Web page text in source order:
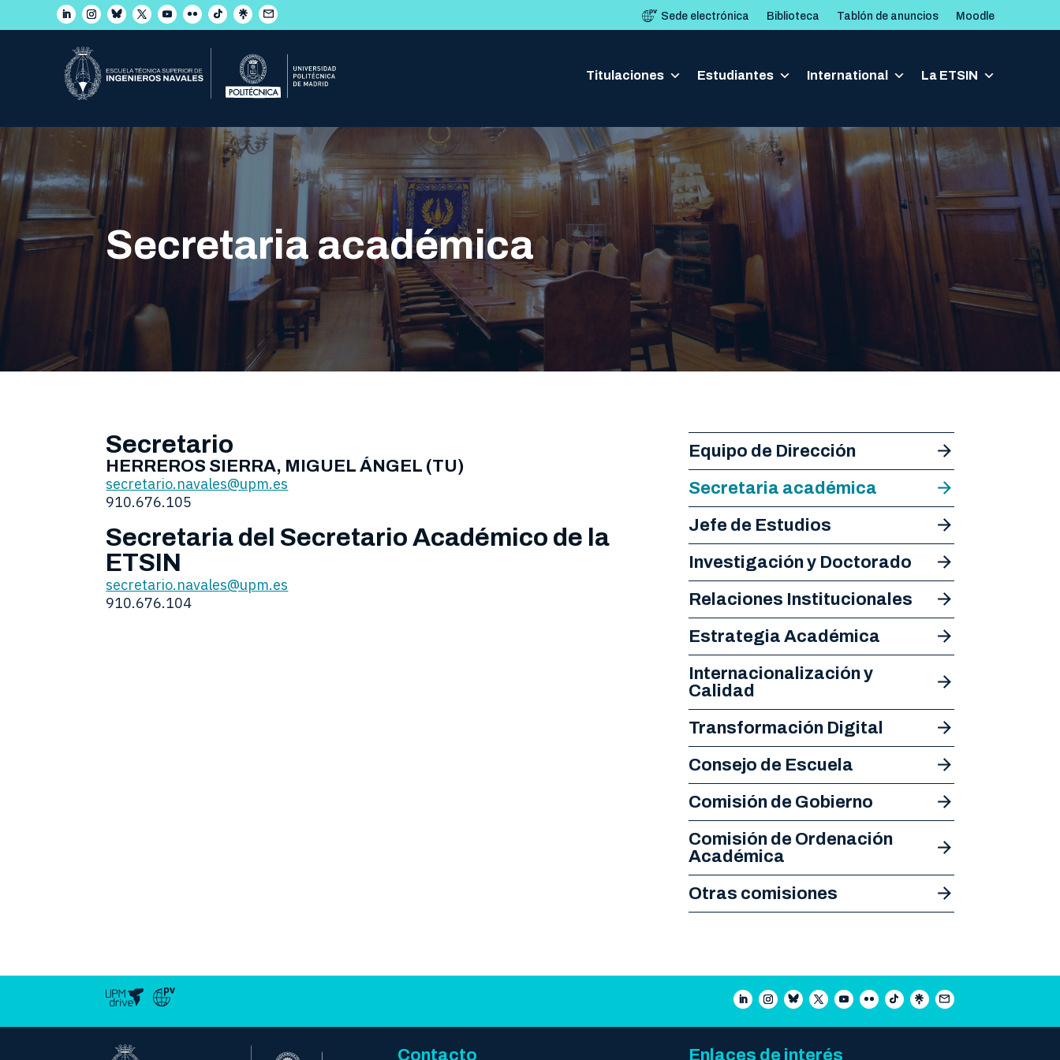
Sede electrónica Biblioteca Tablón de anuncios Moodle
Titulaciones Estudiantes International La ETSIN
Titulaciones Estudiantes International La ETSIN
Secretaria académica
Secretario
HERREROS SIERRA, MIGUEL ÁNGEL (TU)
secretario.navales@upm.es
910.676.105
Secretaria del Secretario Académico de la
ETSIN
secretario.navales@upm.es
910.676.104
Equipo de Dirección
Secretaria académica
Jefe de Estudios
Investigación y Doctorado
Relaciones Institucionales
Estrategia Académica
Internacionalización y
Calidad
Transformación Digital
Consejo de Escuela
Comisión de Gobierno
Comisión de Ordenación
Académica
Otras comisiones
Contacto Enlaces de interés